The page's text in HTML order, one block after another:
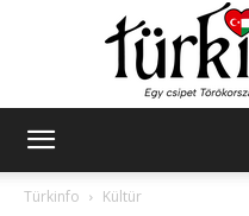
Türkinfo
Kültür